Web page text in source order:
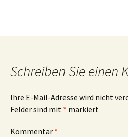
Schreiben Sie einen
Ihre E-Mail-Adresse wird nicht
Felder sind mit * markiert
Kommentar *